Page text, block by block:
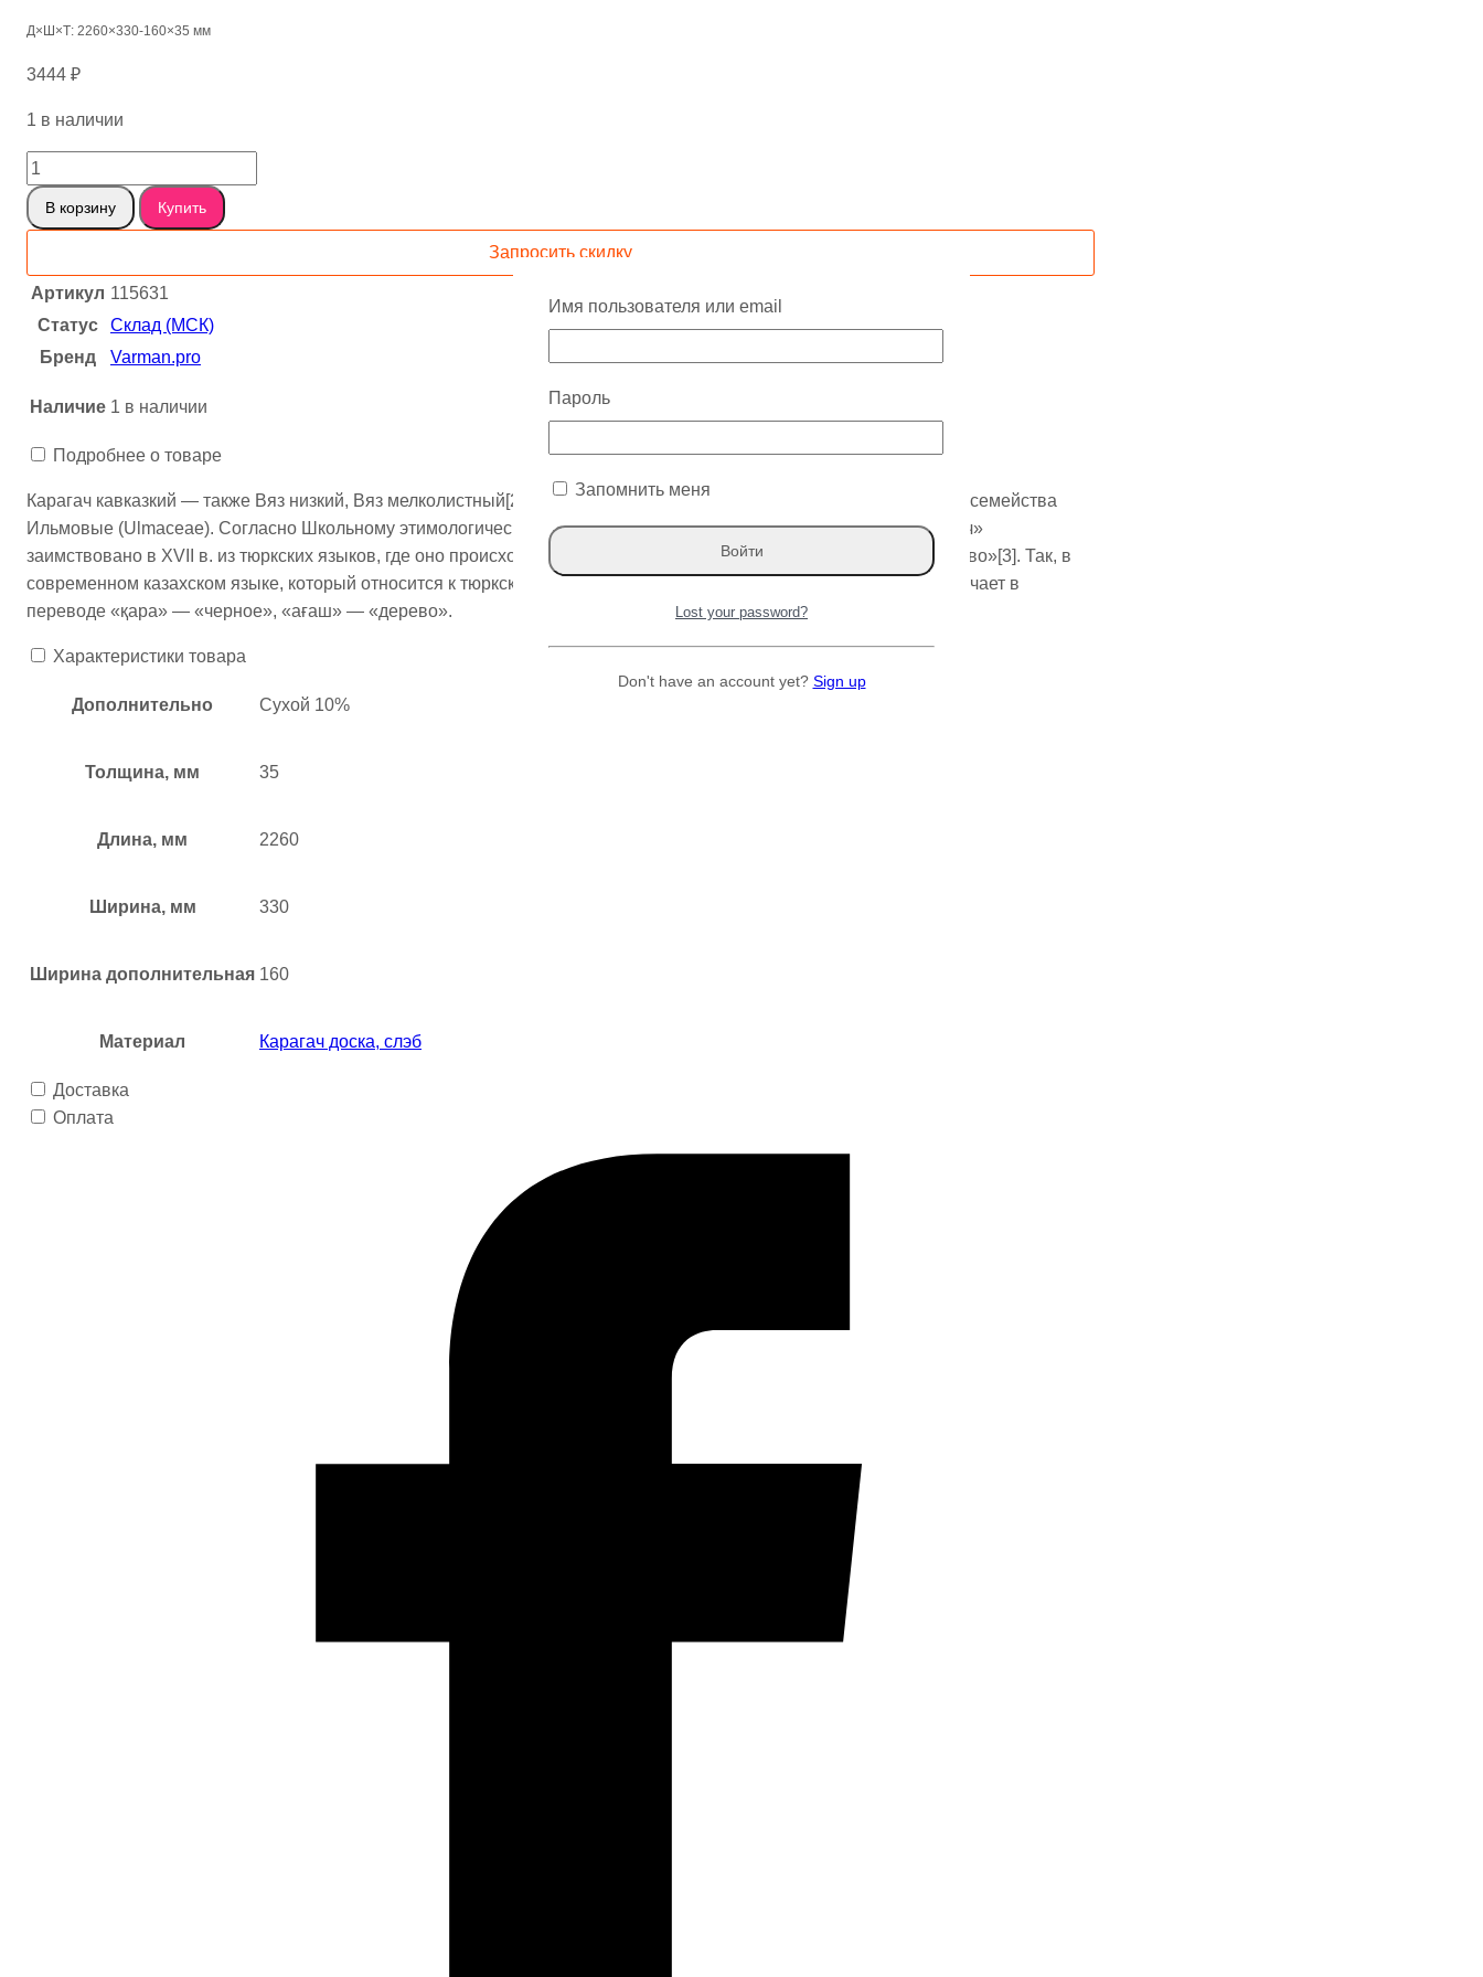
Д×Ш×Т: 2260×330-160×35 мм
3444 ₽
1 в наличии
Количество
товара
Карагач
слэб,
доска
115631
В корзину Купить
Запросить скидку
Артикул 115631
Статус
Склад (МСК)
Бренд
Varman.pro
Наличие 1 в наличии
Подробнее о товаре
Карагач кавказкий — также Вяз низкий, Вяз мелколистный[2] (лат. Ulmus pumila) — вид деревьев рода Вяз (Ulmus) семейства
Ильмовые (Ulmaceae). Согласно Школьному этимологическому словарю русского языка (2004), название «карагач»
заимствовано в XVII в. из тюркских языков, где оно происходит от сложения «кара» — «черное» и «агач» — «дерево»[3]. Так, в
современном казахском языке, который относится к тюркским языкам, дерево называется каз. қарағаш, что и означает в
переводе «қара» — «черное», «ағаш» — «дерево».
Характеристики товара
Дополнительно Сухой 10%
Толщина, мм 35
Длина, мм 2260
Ширина, мм 330
Ширина дополнительная 160
Материал Карагач доска, слэб
Доставка
Оплата
Имя пользователя или email
Пароль
Запомнить меня
Lost your password?
Don't have an account yet? Sign up